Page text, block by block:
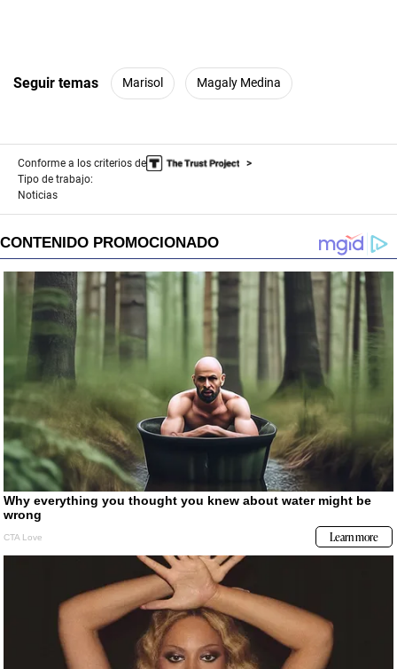
Seguir temas Marisol Magaly Medina
Conforme a los criterios de
Tipo de trabajo:
Noticias